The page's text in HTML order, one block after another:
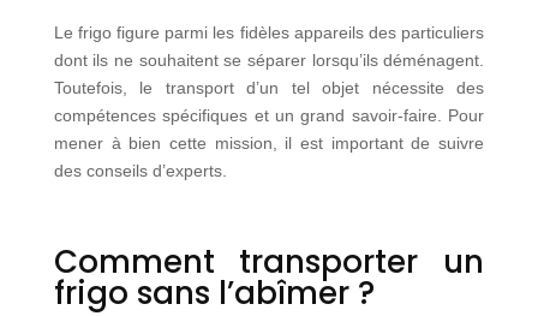
Le frigo figure parmi les fidèles appareils des particuliers
dont ils ne souhaitent se séparer lorsqu’ils déménagent.
Toutefois, le transport d’un tel objet nécessite des
compétences spécifiques et un grand savoir-faire. Pour
mener à bien cette mission, il est important de suivre
des conseils d’experts.
Comment transporter un
frigo sans l’abîmer ?